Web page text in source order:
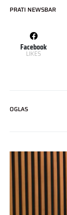
PRATI NEWSBAR
Facebook
LIKES
OGLAS